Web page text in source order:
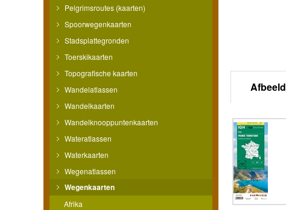
Pelgrimsroutes (kaarten)
Spoorwegenkaarten
Stadsplattegronden
Toerskikaarten
Topografische kaarten
Wandelatlassen
Wandelkaarten
Wandelknooppuntenkaarten
Wateratlassen
Waterkaarten
Wegenatlassen
Wegenkaarten
Afrika